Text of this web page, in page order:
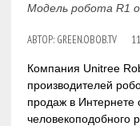
Модель робота R1
АВТОР: GREEN.OBOB.TV
Компания Unitree
производителей
продаж в Интернете
человекоподобного